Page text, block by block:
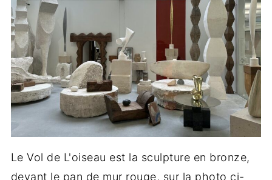
Le Vol de L'oiseau est la sculpture en bronze,
devant le pan de mur rouge, sur la photo ci-